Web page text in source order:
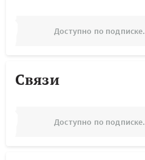
Доступно по подписке.
Связи
Доступно по подписке.